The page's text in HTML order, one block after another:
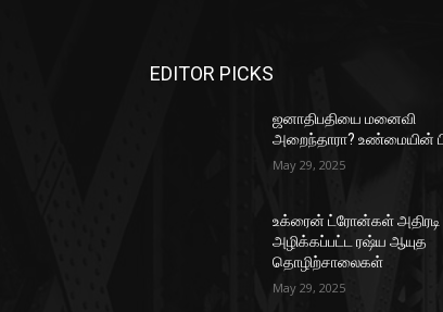
EDITOR PICKS
ஜனாதிபதியை மனைவி
அறைந்தாரா? உண்மையின்
May 29, 2025
உக்ரைன் ட்ரோன்கள் அதிரடி
அழிக்கப்பட்ட ரஷ்ய ஆயுத
தொழிற்சாலைகள்
May 29, 2025